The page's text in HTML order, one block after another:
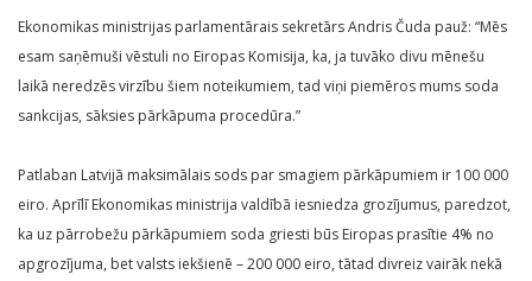
Ekonomikas ministrijas parlamentārais sekretārs Andris Čuda pauž: “Mēs
esam saņēmuši vēstuli no Eiropas Komisija, ka, ja tuvāko divu mēnešu
laikā neredzēs virzību šiem noteikumiem, tad viņi piemēros mums soda
sankcijas, sāksies pārkāpuma procedūra.”
Patlaban Latvijā maksimālais sods par smagiem pārkāpumiem ir 100 000
eiro. Aprīlī Ekonomikas ministrija valdībā iesniedza grozījumus, paredzot,
ka uz pārrobežu pārkāpumiem soda griesti būs Eiropas prasītie 4% no
apgrozījuma, bet valsts iekšienē – 200 000 eiro, tātad divreiz vairāk nekā